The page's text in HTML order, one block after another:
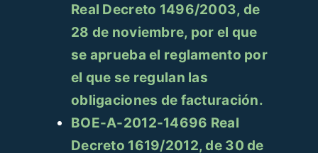
Real Decreto 1496/2003, de
28 de noviembre, por el que
se aprueba el reglamento por
el que se regulan las
obligaciones de facturación.
BOE-A-2012-14696 Real
Decreto 1619/2012, de 30 de